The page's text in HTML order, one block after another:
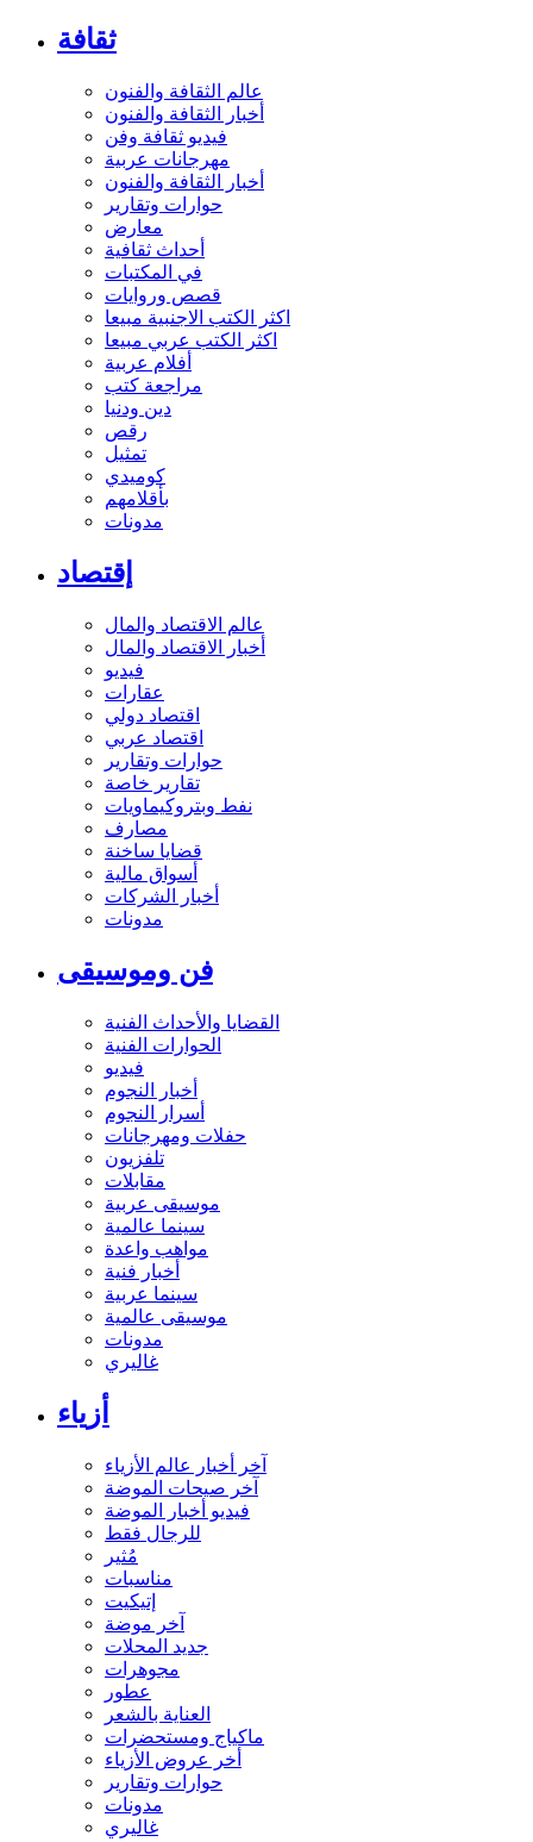
ثقافة
عالم الثقافة والفنون
أخبار الثقافة والفنون
فيديو ثقافة وفن
مهرجانات عربية
أخبار الثقافة والفنون
حوارات وتقارير
معارض
أحداث ثقافية
في المكتبات
قصص وروايات
اكثر الكتب الاجنبية مبيعا
اكثر الكتب عربي مبيعا
أفلام عربية
مراجعة كتب
دين ودنيا
رقص
تمثيل
كوميدي
بأقلامهم
مدونات
إقتصاد
عالم الاقتصاد والمال
أخبار الاقتصاد والمال
فيديو
عقارات
اقتصاد دولي
اقتصاد عربي
حوارات وتقارير
تقارير خاصة
نفط وبتروكيماويات
مصارف
قضايا ساخنة
أسواق مالية
أخبار الشركات
مدونات
فن وموسيقى
القضايا والأحداث الفنية
الحوارات الفنية
فيديو
أخبار النجوم
أسرار النجوم
حفلات ومهرجانات
تلفزيون
مقابلات
موسيقى عربية
سينما عالمية
مواهب واعدة
أخبار فنية
سينما عربية
موسيقى عالمية
مدونات
غاليري
أزياء
آخر أخبار عالم الأزياء
آخر صيحات الموضة
فيديو أخبار الموضة
للرجال فقط
مُثير
مناسبات
إتيكيت
آخر موضة
جديد المحلات
مجوهرات
عطور
العناية بالشعر
ماكياج ومستحضرات
أخر عروض الأزياء
حوارات وتقارير
مدونات
غاليري